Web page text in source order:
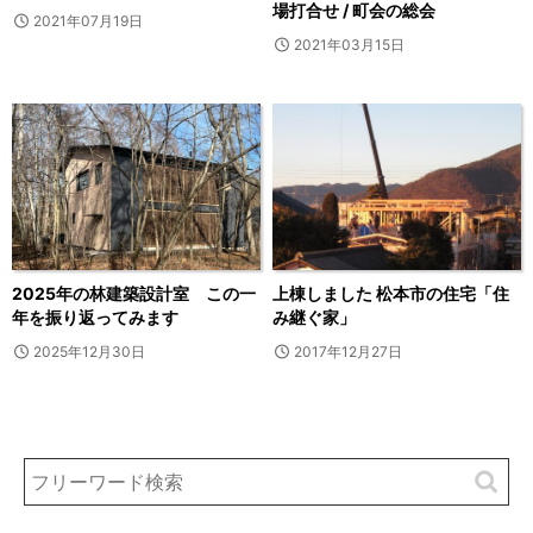
2021年07月19日
場打合せ / 町会の総会
2021年03月15日
2025年の林建築設計室 この一
年を振り返ってみます
2025年12月30日
上棟しました 松本市の住宅「住
み継ぐ家」
2017年12月27日